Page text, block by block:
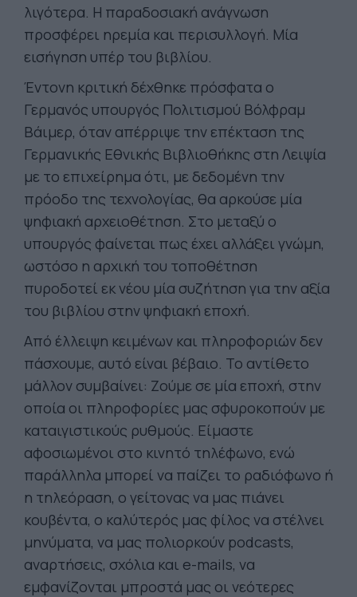
λιγότερα. Η παραδοσιακή ανάγνωση
προσφέρει ηρεμία και περισυλλογή. Μία
εισήγηση υπέρ του βιβλίου.
Έντονη κριτική δέχθηκε πρόσφατα ο
Γερμανός υπουργός Πολιτισμού Βόλφραμ
Βάιμερ, όταν απέρριψε την επέκταση της
Γερμανικής Εθνικής Βιβλιοθήκης στη Λειψία
με το επιχείρημα ότι, με δεδομένη την
πρόοδο της τεχνολογίας, θα αρκούσε μία
ψηφιακή αρχειοθέτηση. Στο μεταξύ ο
υπουργός φαίνεται πως έχει αλλάξει γνώμη,
ωστόσο η αρχική του τοποθέτηση
πυροδοτεί εκ νέου μία συζήτηση για την αξία
του βιβλίου στην ψηφιακή εποχή.
Από έλλειψη κειμένων και πληροφοριών δεν
πάσχουμε, αυτό είναι βέβαιο. Το αντίθετο
μάλλον συμβαίνει: Ζούμε σε μία εποχή, στην
οποία οι πληροφορίες μας σφυροκοπούν με
καταιγιστικούς ρυθμούς. Είμαστε
αφοσιωμένοι στο κινητό τηλέφωνο, ενώ
παράλληλα μπορεί να παίζει το ραδιόφωνο ή
η τηλεόραση, ο γείτονας να μας πιάνει
κουβέντα, ο καλύτερός μας φίλος να στέλνει
μηνύματα, να μας πολιορκούν podcasts,
αναρτήσεις, σχόλια και e-mails, να
εμφανίζονται μπροστά μας οι νεότερες